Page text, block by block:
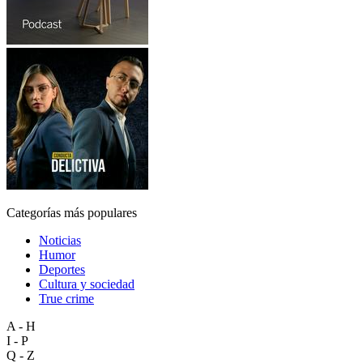
Categorías más populares
Noticias
Humor
Deportes
Cultura y sociedad
True crime
A - H
I - P
Q - Z